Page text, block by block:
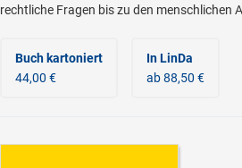
rechtliche Fragen bis zu den menschlichen
Buch kartoniert
44,00 €
In LinDa
ab 88,50 €